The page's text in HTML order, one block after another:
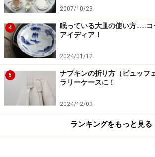
2007/10/23
4
眠っている大皿の使い方……コ
アイディア！
2024/01/12
5
ナプキンの折り方（ビュッフ
ラリーケースに！
2024/12/03
ランキングをもっと見る